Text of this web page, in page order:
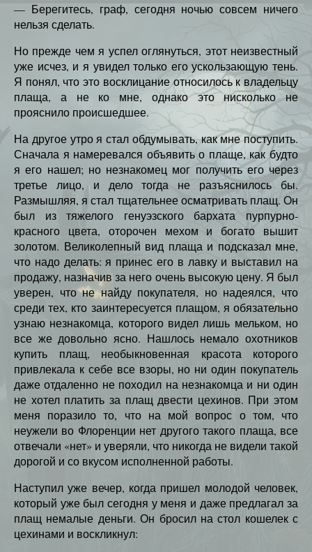
— Берегитесь, граф, сегодня ночью совсем ничего
нельзя сделать.
Но прежде чем я успел оглянуться, этот неизвестный
уже исчез, и я увидел только его ускользающую тень.
Я понял, что это восклицание относилось к владельцу
плаща, а не ко мне, однако это нисколько не
прояснило происшедшее.
На другое утро я стал обдумывать, как мне поступить.
Сначала я намеревался объявить о плаще, как будто
я его нашел; но незнакомец мог получить его через
третье лицо, и дело тогда не разъяснилось бы.
Размышляя, я стал тщательнее осматривать плащ. Он
был из тяжелого генуэзского бархата пурпурно-
красного цвета, оторочен мехом и богато вышит
золотом. Великолепный вид плаща и подсказал мне,
что надо делать: я принес его в лавку и выставил на
продажу, назначив за него очень высокую цену. Я был
уверен, что не найду покупателя, но надеялся, что
среди тех, кто заинтересуется плащом, я обязательно
узнаю незнакомца, которого видел лишь мельком, но
все же довольно ясно. Нашлось немало охотников
купить плащ, необыкновенная красота которого
привлекала к себе все взоры, но ни один покупатель
даже отдаленно не походил на незнакомца и ни один
не хотел платить за плащ двести цехинов. При этом
меня поразило то, что на мой вопрос о том, что
неужели во Флоренции нет другого такого плаща, все
отвечали «нет» и уверяли, что никогда не видели такой
дорогой и со вкусом исполненной работы.
Наступил уже вечер, когда пришел молодой человек,
который уже был сегодня у меня и даже предлагал за
плащ немалые деньги. Он бросил на стол кошелек с
цехинами и воскликнул: